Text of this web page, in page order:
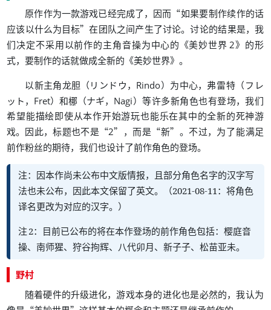
原作作为一款游戏已经完成了 ， 因而 “如果要制作续作的话
应该以什么为目标”在团队之间产生了讨论。讨论的结果是，我
们决定不采用以前作的主角音操为中心的 《美妙世界 2》 的形
式，要制作的话就做成全新的 《美妙世界》。
以新主角龙胆 （ リンドウ， Rindo） 为中心， 弗雷特 （ フレ
ット ， Fret）和梛 （ナギ， Nagi）等许多新角色也有登场，我们
希望能描绘即使从本作开始游玩也能乐在其中的全新的死神游
戏。 因此，标题也不是 “2” ，而是 “新” 。不过， 为了能满足
前作粉丝的期待，我们也设计了前作角色的登场。
注： 因本作尚未公布中文版情报，
且部分角色名字的汉字写
法也未公布， 因此本文保留了英文。 （2021-08-11： 将角色
译名更改为对应的汉字。 ）
注 2： 目前已公布的将在本作登场的前作角色包括： 樱庭音
操、 南师猩、 狩谷拘辉、 八代卯月、 新子子、 松苗亚未。
野村
随着硬件的升级进化，游戏本身的进化也是必然的，我认为